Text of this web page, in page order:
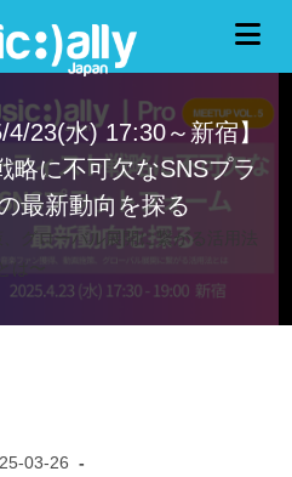
4/23(水) 17:30～新宿】
略に不可欠なSNSプラ
最新動向を探る
グローバル展開に繋がる活用法
03-26